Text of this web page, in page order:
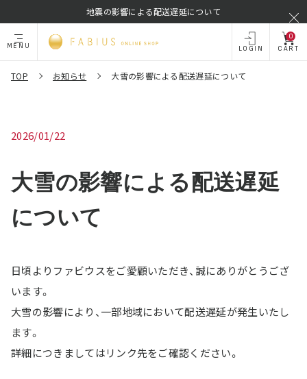
地震の影響による配送遅延について
MENU LOGIN
0
CART
TOP お知らせ 大雪の影響による配送遅延について
2026/01/22
大雪の影響による配送遅延
について
日頃よりファビウスをご愛顧いただき、誠にありがとうござ
います。
大雪の影響により、一部地域において配送遅延が発生いたし
ます。
詳細につきましてはリンク先をご確認ください。